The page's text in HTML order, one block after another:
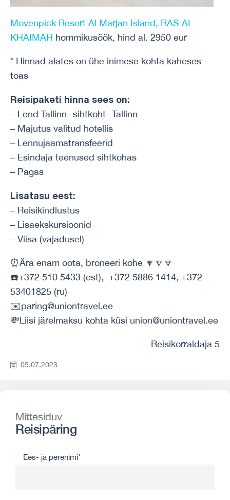
Movenpick Resort Al Marjan Island, RAS AL
KHAIMAH hommikusöök, hind al. 2950 eur
* Hinnad alates on ühe inimese kohta kaheses
toas
Reisipaketi hinna sees on:
– Lend Tallinn- sihtkoht- Tallinn
– Majutus valitud hotellis
– Lennujaamatransfeerid
– Esindaja teenused sihtkohas
– Pagas
Lisatasu eest:
– Reisikindlustus
– Lisaekskursioonid
– Viisa (vajadusel)
⏰Ära enam oota, broneeri kohe 🔽🔽🔽
☎️+372 510 5433 (est), +372 5886 1414, +372
53401825 (ru)
✉️paring@uniontravel.ee
💸Liisi järelmaksu kohta küsi union@uniontravel.ee
Reisikorraldaja 5
05.07.2023
Mittesiduv
Reisipäring
Ees- ja perenimi*